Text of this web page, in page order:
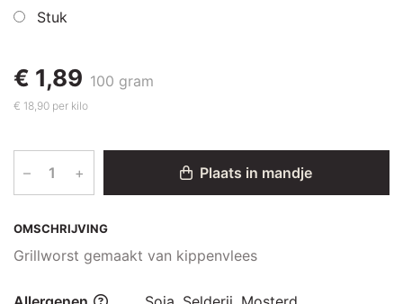
OMSCHRIJVING
Grillworst gemaakt van kippenvlees
Stuk
€ 1,89 100 gram
€ 18,90 per kilo
– + Plaats in mandje